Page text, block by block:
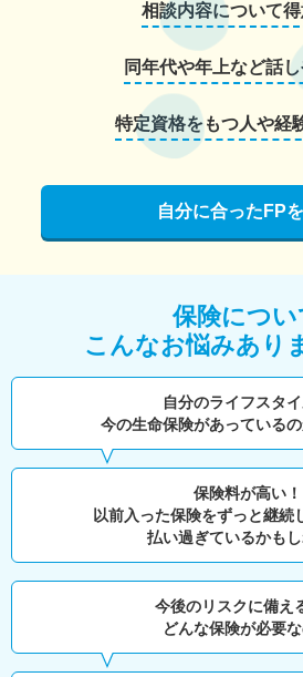
相談内容について
同年代や年上など話
特定資格をもつ人や経
自分に合ったFP
保険につい
こんなお悩みあり
自分のライフスタ
今の生命保険があっている
保険料が高い！
以前入った保険をずっと継続
払い過ぎているかも
今後のリスクに備え
どんな保険が必要な